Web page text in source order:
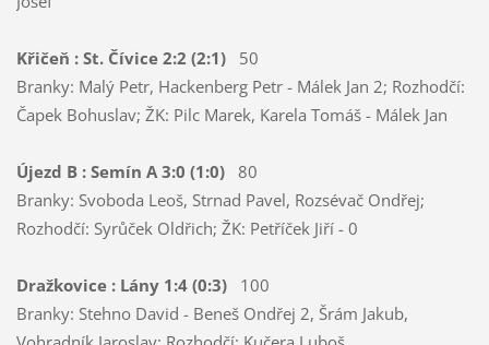
Křičeň : St. Čívice 2:2 (2:1)50
Branky: Malý Petr, Hackenberg Petr - Málek Jan 2; Rozhodčí:
Čapek Bohuslav; ŽK: Pilc Marek, Karela Tomáš - Málek Jan
Újezd B : Semín A 3:0 (1:0)80
Branky: Svoboda Leoš, Strnad Pavel, Rozsévač Ondřej;
Rozhodčí: Syrůček Oldřich; ŽK: Petříček Jiří - 0
Dražkovice : Lány 1:4 (0:3)100
Branky: Stehno David - Beneš Ondřej 2, Šrám Jakub,